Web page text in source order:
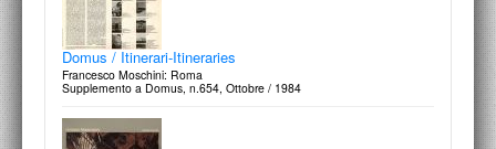
Mario Peliti
Esterni con figure: ventiquattro edicole veneziane
Peliti Associati / 1994
Domus / Itinerari-Itineraries
Francesco Moschini: Roma
Supplemento a Domus, n.654, Ottobre / 1984